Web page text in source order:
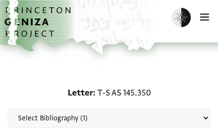
Skip to main content
home
Enable dark
Letter T-S AS 145.350